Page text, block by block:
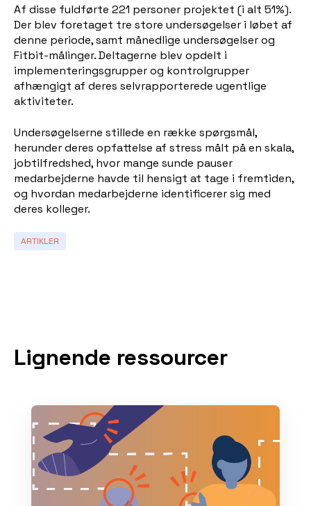
Af disse fuldførte 221 personer projektet (i alt 51%).
Der blev foretaget tre store undersøgelser i løbet af
denne periode, samt månedlige undersøgelser og
Fitbit-målinger. Deltagerne blev opdelt i
implementeringsgrupper og kontrolgrupper
afhængigt af deres selvrapporterede ugentlige
aktiviteter.
Undersøgelserne stillede en række spørgsmål,
herunder deres opfattelse af stress målt på en skala,
jobtilfredshed, hvor mange sunde pauser
medarbejderne havde til hensigt at tage i fremtiden,
og hvordan medarbejderne identificerer sig med
deres kolleger.
ARTIKLER
Lignende ressourcer